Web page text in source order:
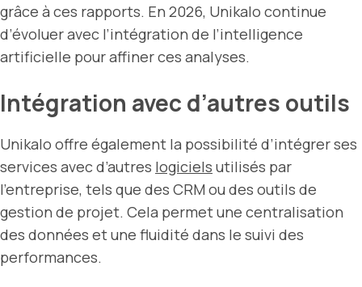
grâce à ces rapports. En 2026, Unikalo continue
d’évoluer avec l’intégration de l’intelligence
artificielle pour affiner ces analyses.
Intégration avec d’autres outils
Unikalo offre également la possibilité d’intégrer ses
services avec d’autres logiciels utilisés par
l’entreprise, tels que des CRM ou des outils de
gestion de projet. Cela permet une centralisation
des données et une fluidité dans le suivi des
performances.